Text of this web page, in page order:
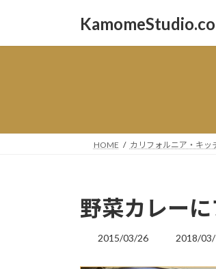
HOME カリフォルニア・キッ
野菜カレー
2015/03/26
最
2018/